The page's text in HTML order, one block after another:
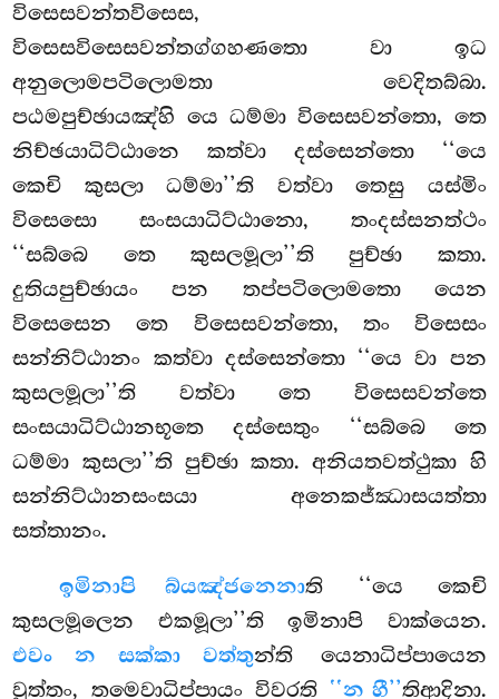
විසෙසවන්තවිසෙස,
විසෙසවිසෙසවන්තග්ගහණතො වා ඉධ
අනුලොමපටිලොමතා වෙදිතබ්බා.
පඨමපුච්ඡායඤ්හි යෙ ධම්මා විසෙසවන්තො, තෙ
නිච්ඡයාධිට්ඨානෙ කත්වා දස්සෙන්තො ‘‘යෙ
කෙචි කුසලා ධම්මා’’ති වත්වා තෙසු යස්මිං
විසෙසො සංසයාධිට්ඨානො, තංදස්සනත්ථං
‘‘සබ්බෙ තෙ කුසලමූලා’’ති පුච්ඡා කතා.
දුතියපුච්ඡායං පන තප්පටිලොමතො යෙන
විසෙසෙන තෙ විසෙසවන්තො, තං විසෙසං
සන්නිට්ඨානං කත්වා දස්සෙන්තො ‘‘යෙ වා පන
කුසලමූලා’’ති වත්වා තෙ විසෙසවන්තෙ
සංසයාධිට්ඨානභූතෙ දස්සෙතුං ‘‘සබ්බෙ තෙ
ධම්මා කුසලා’’ති පුච්ඡා කතා. අනියතවත්ථුකා හි
සන්නිට්ඨානසංසයා අනෙකජ්ඣාසයත්තා
සත්තානං.
ඉමිනාපි බ්යඤ්ජනෙනාති ‘‘යෙ කෙචි
කුසලමූලෙන එකමූලා’’ති ඉමිනාපි වාක්යෙන.
එවං න සක්කා වත්තුන්ති යෙනාධිප්පායෙන
වුත්තං, තමෙවාධිප්පායං විවරති ‘‘න හී’’තිආදිනා.